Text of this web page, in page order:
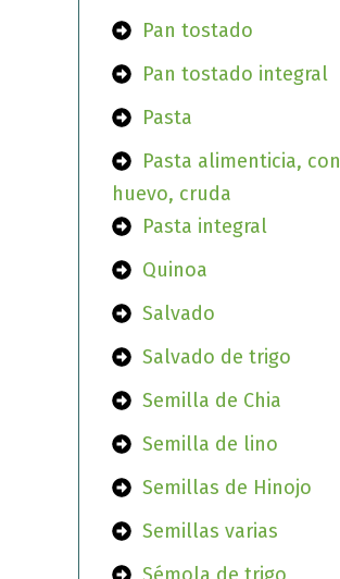
Pan tostado
Pan tostado integral
Pasta
Pasta alimenticia, con
huevo, cruda
Pasta integral
Quinoa
Salvado
Salvado de trigo
Semilla de Chia
Semilla de lino
Semillas de Hinojo
Semillas varias